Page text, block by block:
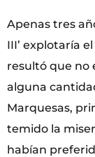
Apenas tres
III’ explotaría
resultó que no
alguna
Marquesas,
temido la
habían